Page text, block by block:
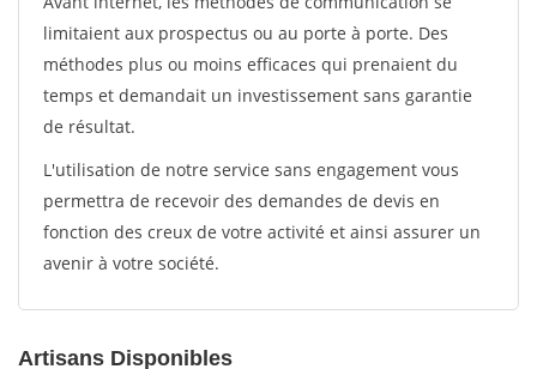
limitaient aux prospectus ou au porte à porte. Des
méthodes plus ou moins efficaces qui prenaient du
temps et demandait un investissement sans garantie
de résultat.
L'utilisation de notre service sans engagement vous
permettra de recevoir des demandes de devis en
fonction des creux de votre activité et ainsi assurer un
avenir à votre société.
Artisans Disponibles